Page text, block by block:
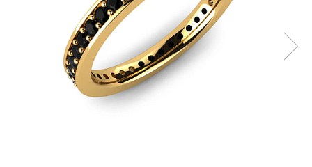
Cercei din aur dama
Cercei de aur lungi cu lant
Cercei din aur tortite
Cercei din aur alb
Cercei aur cu surub